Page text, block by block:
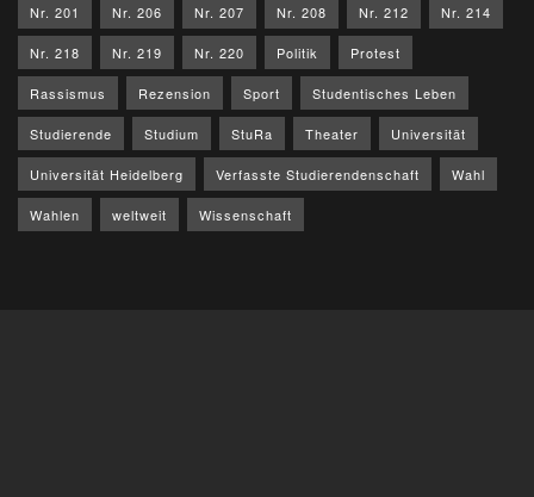
Nr. 201 Nr. 206 Nr. 207 Nr. 208 Nr. 212 Nr. 214
Nr. 218 Nr. 219 Nr. 220 Politik Protest
Rassismus Rezension Sport Studentisches Leben
Studierende Studium StuRa Theater Universität
Universität Heidelberg Verfasste Studierendenschaft Wahl
Wahlen weltweit Wissenschaft